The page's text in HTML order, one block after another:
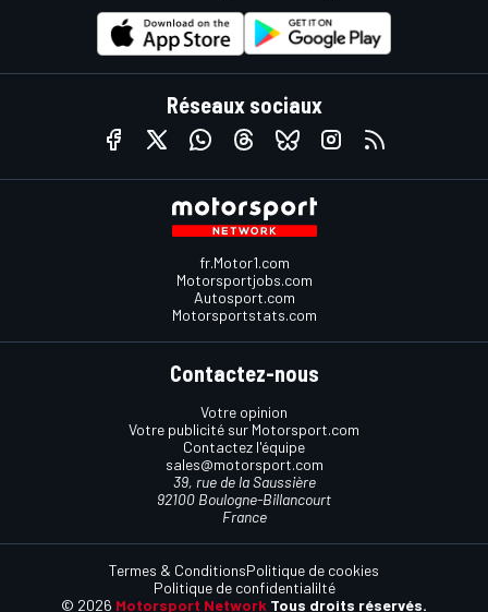
Réseaux sociaux
fr.Motor1.com
Motorsportjobs.com
Autosport.com
Motorsportstats.com
Contactez-nous
Votre opinion
Votre publicité sur Motorsport.com
Contactez l'équipe
sales@motorsport.com
39, rue de la Saussière
92100 Boulogne-Billancourt
France
© 2026 Motorsport Network Tous droits réservés.
Termes & ConditionsPolitique de cookies
Politique de confidentialilté